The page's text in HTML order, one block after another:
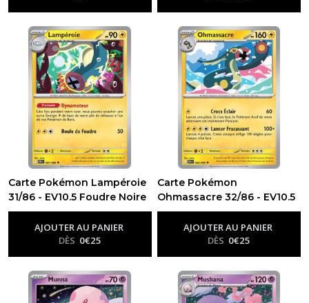
Carte Pokémon Lampéroie
31/86 - EV10.5 Foudre Noire
-Ev10.5 - Foudre Noire
AJOUTER AU PANIER
DÈS 0€25
Carte Pokémon
Ohmassacre 32/86 - EV10.5
Foudre Noire-Ev10.5 - Foudre
AJOUTER AU PANIER
DÈS 0€25